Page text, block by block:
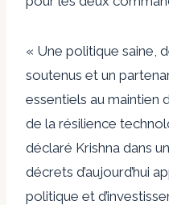
« Une politique saine,
soutenus et un
essentiels au maintien
de la résilience
déclaré Krishna dans
décrets d’aujourd’hui
politique et